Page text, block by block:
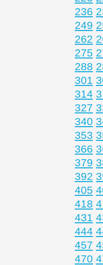
236
249
262
275
288
301
314
327
340
353
366
379
392
405
418
431
444
457
470